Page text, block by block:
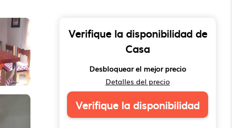
Verifique la disponibilidad de
Casa
Desbloquear el mejor precio
Detalles del precio
Verifique la disponibilidad